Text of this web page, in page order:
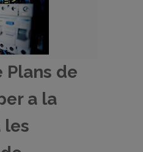
Plans de
a la
les